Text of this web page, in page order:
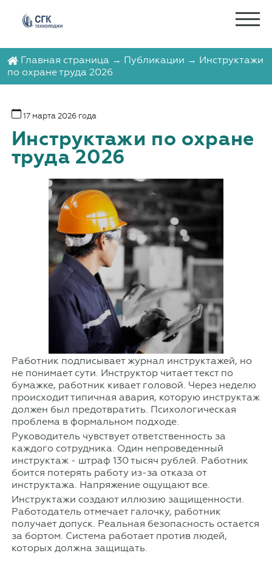
Главная страница → Публикации → Инструктажи
по охране труда 2026
17 марта 2026 года
Инструктажи по охране
труда 2026
Работник подписывает журнал инструктажей, но
не понимает сути. Инструктор читает текст по
бумажке, работник кивает головой. Через неделю
происходит типичная авария, которую инструктаж
должен был предотвратить. Психологическая
проблема в формальном подходе.
Руководитель чувствует ответственность за
каждого сотрудника. Один непроведенный
инструктаж - штраф 130 тысяч рублей. Работник
боится потерять работу из-за отказа от
инструктажа. Напряжение ощущают все.
Инструктажи создают иллюзию защищенности.
Работодатель отмечает галочку, работник
получает допуск. Реальная безопасность остается
за бортом. Система работает против людей,
которых должна защищать.